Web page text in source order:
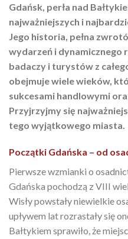
Gdańsk, perła nad
najważniejszych i
Jego historia, pełna
wydarzeń i dynamicznego
badaczy i turystów z
obejmuje wiele wieków,
sukcesami handlowymi
Przyjrzyjmy się
tego wyjątkowego miasta.
Początki Gdańska – od
Pierwsze wzmianki o
Gdańska pochodzą z VIII
Wisły powstały niewielkie
upływem lat rozrastały się
Bałtykiem sprawiło, że